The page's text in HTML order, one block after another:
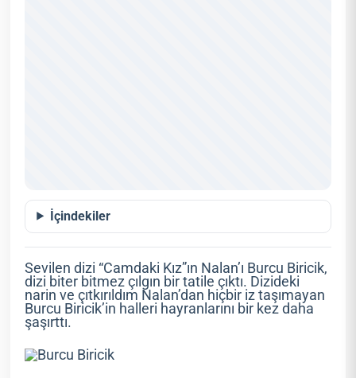
İçindekiler
Sevilen dizi “Camdaki Kız”ın Nalan’ı Burcu Biricik,
dizi biter bitmez çılgın bir tatile çıktı. Dizideki
narin ve çıtkırıldım Nalan’dan hiçbir iz taşımayan
Burcu Biricik’in halleri hayranlarını bir kez daha
şaşırttı.